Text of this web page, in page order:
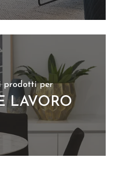
prodotti per
LAVORO